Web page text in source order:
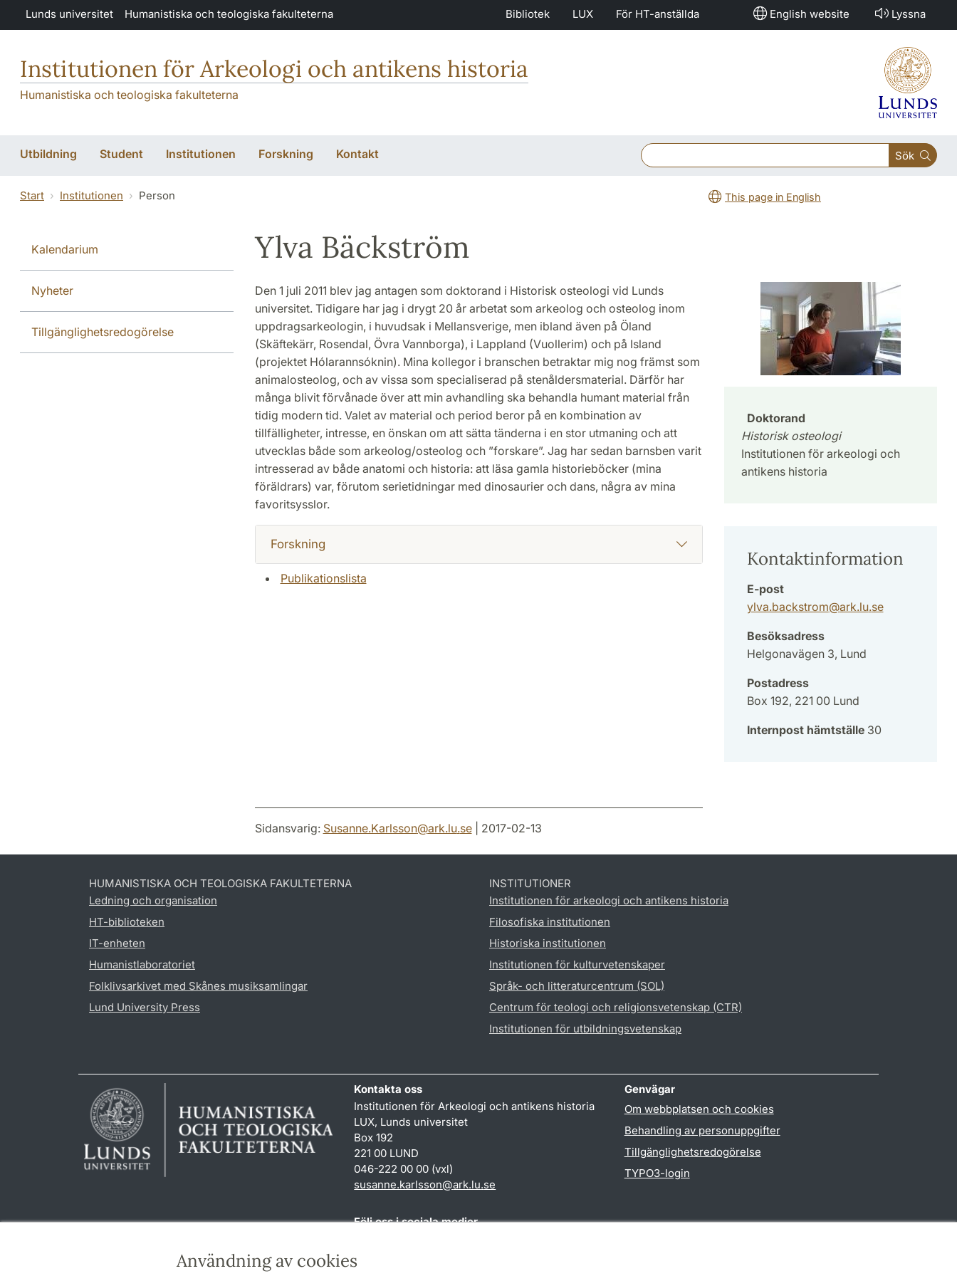
Hoppa till huvudinnehåll
Användning av cookies
Lunds universitet Humanistiska och teologiska fakulteterna Bibliotek LUX För HT-anställda English website Lyssna
Institutionen för Arkeologi och antikens historia
Humanistiska och teologiska fakulteterna
Utbildning Student Institutionen Forskning Kontakt Sök
Start Institutionen Person This page in English
Kalendarium
Nyheter
Tillgänglighetsredogörelse
Ylva Bäckström
Den 1 juli 2011 blev jag antagen som doktorand i Historisk osteologi vid Lunds
universitet. Tidigare har jag i drygt 20 år arbetat som arkeolog och osteolog inom
uppdragsarkeologin, i huvudsak i Mellansverige, men ibland även på Öland
(Skäftekärr, Rosendal, Övra Vannborga), i Lappland (Vuollerim) och på Island
(projektet Hólarannsóknin). Mina kollegor i branschen betraktar mig nog främst som
animalosteolog, och av vissa som specialiserad på stenåldersmaterial. Därför har
många blivit förvånade över att min avhandling ska behandla humant material från
tidig modern tid. Valet av material och period beror på en kombination av
tillfälligheter, intresse, en önskan om att sätta tänderna i en stor utmaning och att
utvecklas både som arkeolog/osteolog och ”forskare”. Jag har sedan barnsben varit
intresserad av både anatomi och historia: att läsa gamla historieböcker (mina
föräldrars) var, förutom serietidningar med dinosaurier och dans, några av mina
favoritsysslor.
Forskning
Publikationslista
Doktorand
Historisk osteologi
Institutionen för arkeologi och
antikens historia
Kontaktinformation
E-post
ylva.backstrom@ark.lu.se
Besöksadress
Helgonavägen 3, Lund
Postadress
Box 192, 221 00 Lund
Internpost hämtställe30
Sidansvarig: Susanne.Karlsson@ark.lu.se| 2017-02-13
HUMANISTISKA OCH TEOLOGISKA FAKULTETERNA
Ledning och organisation
HT-biblioteken
IT-enheten
Humanistlaboratoriet
Folklivsarkivet med Skånes musiksamlingar
Lund University Press
INSTITUTIONER
Institutionen för arkeologi och antikens historia
Filosofiska institutionen
Historiska institutionen
Institutionen för kulturvetenskaper
Språk- och litteraturcentrum (SOL)
Centrum för teologi och religionsvetenskap (CTR)
Institutionen för utbildningsvetenskap
Kontakta oss
Institutionen för Arkeologi och antikens historia
LUX, Lunds universitet
Box 192
221 00 LUND
046-222 00 00 (vxl)
susanne.karlsson@ark.lu.se
Genvägar
Om webbplatsen och cookies
Behandling av personuppgifter
Tillgänglighetsredogörelse
TYPO3-login
Följ oss i sociala medier